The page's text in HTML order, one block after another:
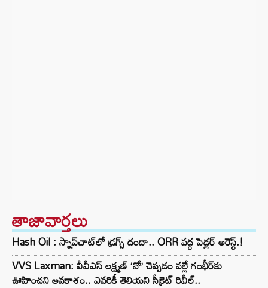
తాజావార్తలు
Hash Oil : స్నాప్‌చాట్‌లో డ్రగ్స్ దందా.. ORR వద్ద పెడ్లర్ అరెస్ట్.!
VVS Laxman: వీవీఎస్ లక్ష్మణ్ ‘నో’ చెప్పడం వల్లే గంభీర్‌కు
ఊహించని అవకాశం.. ఎవరికీ తెలియని సీక్రెట్ రివీల్..